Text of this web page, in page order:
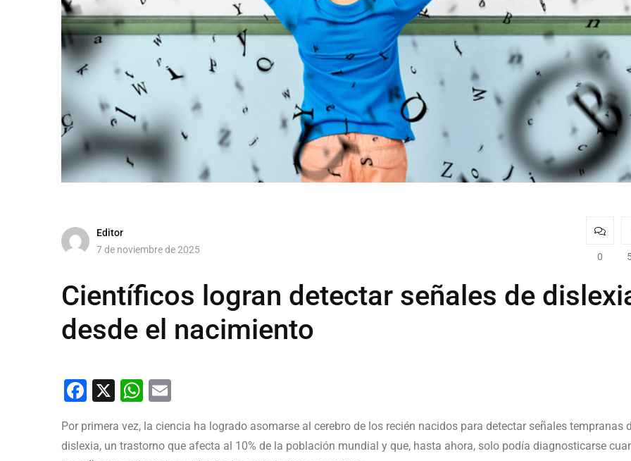
Editor
7 de noviembre de 2025
0
Científicos logran detectar señales de
desde el nacimiento
Facebook
X WhatsApp
Por primera vez, la ciencia ha logrado asomarse al cerebro de los recién nacidos para detectar señales tempranas
dislexia, un trastorno que afecta al 10% de la población mundial y que, hasta ahora, solo podía diagnosticarse